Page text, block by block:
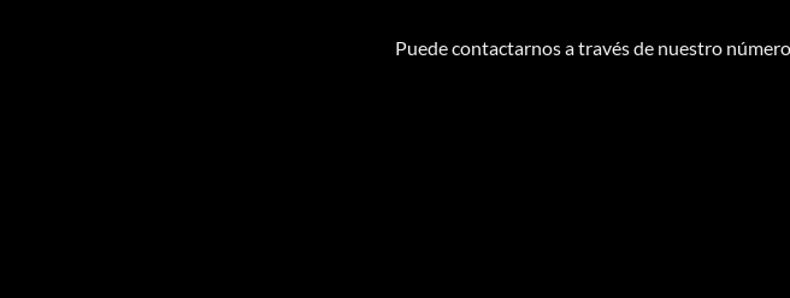
Puede contactarnos a través de nuestro